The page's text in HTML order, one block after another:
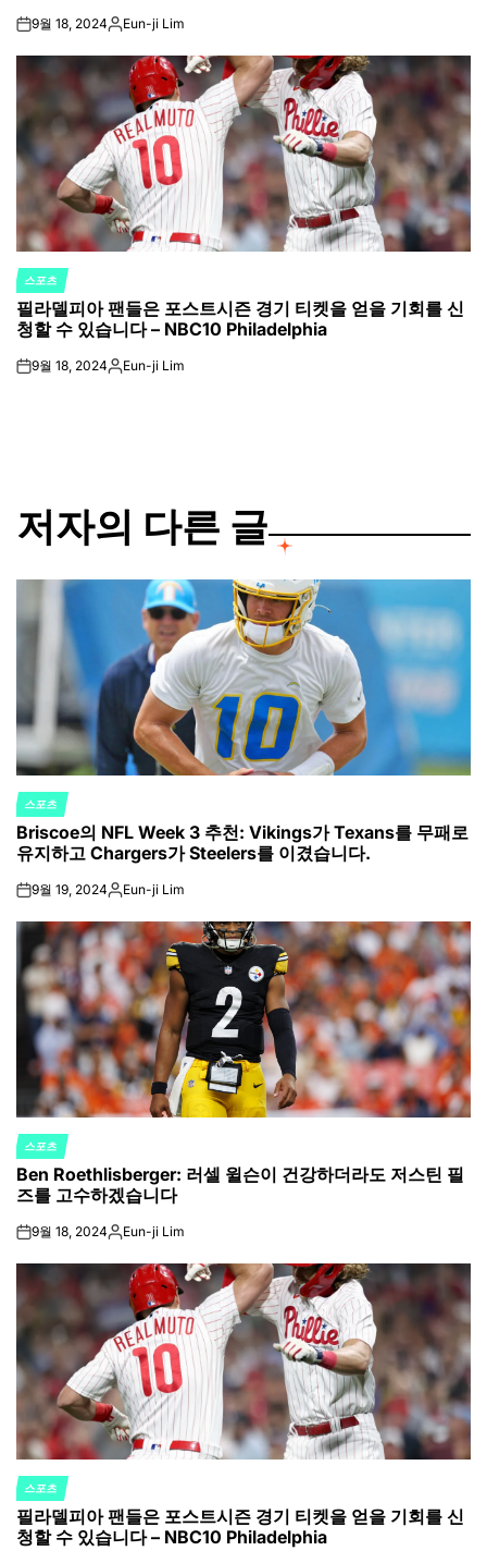
on9월 18, 2024Posted
Eun-ji Lim
POSTED
IN
스포츠
필라델피아 팬들은 포스트시즌 경기 티켓을 얻을 기회를 신
청할 수 있습니다 – NBC10 Philadelphia
on9월 18, 2024Posted
Eun-ji Lim
저자의 다른 글
POSTED
IN
스포츠
Briscoe의 NFL Week 3 추천: Vikings가 Texans를 무패로
유지하고 Chargers가 Steelers를 이겼습니다.
on9월 19, 2024Posted
Eun-ji Lim
POSTED
IN
스포츠
Ben Roethlisberger: 러셀 윌슨이 건강하더라도 저스틴 필
즈를 고수하겠습니다
on9월 18, 2024Posted
Eun-ji Lim
POSTED
IN
스포츠
필라델피아 팬들은 포스트시즌 경기 티켓을 얻을 기회를 신
청할 수 있습니다 – NBC10 Philadelphia